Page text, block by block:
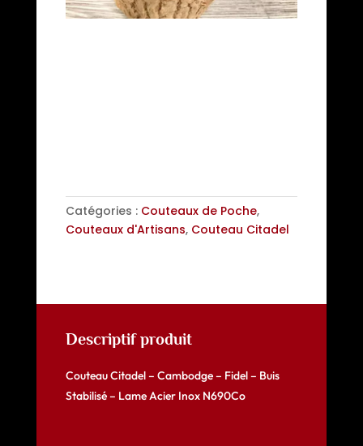
Catégories : Couteaux de Poche,
Couteaux d'Artisans, Couteau Citadel
Descriptif produit
Couteau Citadel – Cambodge – Fidel – Buis
Stabilisé – Lame Acier Inox N690Co